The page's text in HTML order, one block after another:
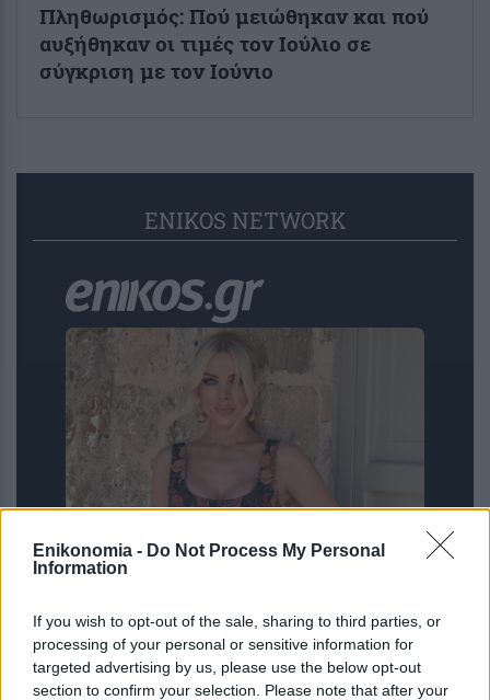
Enikonomia - Do Not Process My Personal
Information
If you wish to opt-out of the sale, sharing to third parties, or
processing of your personal or sensitive information for
targeted advertising by us, please use the below opt-out
section to confirm your selection. Please note that after your
Πληθωρισμός: Πού μειώθηκαν και πού
αυξήθηκαν οι τιμές τον Ιούλιο σε
σύγκριση με τον Ιούνιο
ENIKOS NETWORK
Κατερίνα Καινούργιου: Η νέα
και με φόντο το ηλιοβασίλεμα